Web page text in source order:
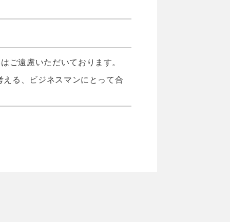
ご遠慮いただいております。
る、ビジネスマンにとって合